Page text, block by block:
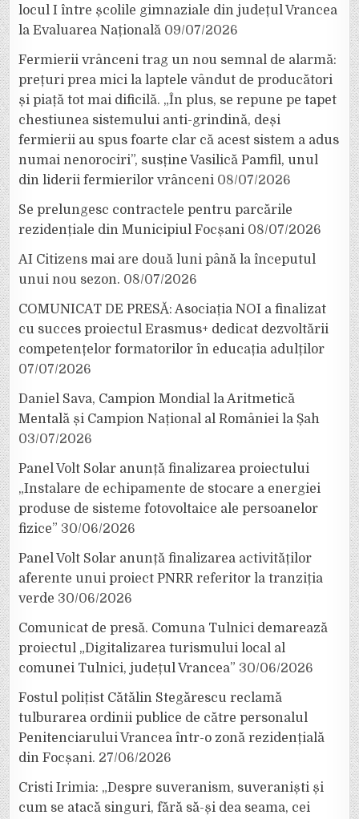
locul I între școlile gimnaziale din județul Vrancea
la Evaluarea Națională 09/07/2026
Fermierii vrânceni trag un nou semnal de alarmă:
prețuri prea mici la laptele vândut de producători
și piață tot mai dificilă. „În plus, se repune pe tapet
chestiunea sistemului anti-grindină, deși
fermierii au spus foarte clar că acest sistem a adus
numai nenorociri”, susține Vasilică Pamfil, unul
din liderii fermierilor vrânceni 08/07/2026
Se prelungesc contractele pentru parcările
rezidențiale din Municipiul Focșani 08/07/2026
AI Citizens mai are două luni până la începutul
unui nou sezon. 08/07/2026
COMUNICAT DE PRESĂ: Asociația NOI a finalizat
cu succes proiectul Erasmus+ dedicat dezvoltării
competențelor formatorilor în educația adulților
07/07/2026
Daniel Sava, Campion Mondial la Aritmetică
Mentală și Campion Național al României la Șah
03/07/2026
Panel Volt Solar anunță finalizarea proiectului
„Instalare de echipamente de stocare a energiei
produse de sisteme fotovoltaice ale persoanelor
fizice” 30/06/2026
Panel Volt Solar anunță finalizarea activităților
aferente unui proiect PNRR referitor la tranziția
verde 30/06/2026
Comunicat de presă. Comuna Tulnici demarează
proiectul „Digitalizarea turismului local al
comunei Tulnici, județul Vrancea” 30/06/2026
Fostul polițist Cătălin Stegărescu reclamă
tulburarea ordinii publice de către personalul
Penitenciarului Vrancea într-o zonă rezidențială
din Focșani. 27/06/2026
Cristi Irimia: „Despre suveranism, suveraniști și
cum se atacă singuri, fără să-și dea seama, cei